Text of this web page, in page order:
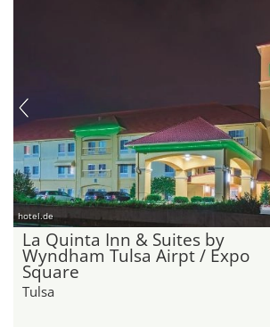
hotel.de
La Quinta Inn & Suites by
Wyndham Tulsa Airpt / Expo
Square
Tulsa